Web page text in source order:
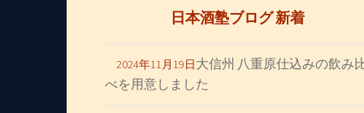
日本酒塾ブログ 新着
2024年11月19日大信州 八重原仕込みの飲み
べを用意しました